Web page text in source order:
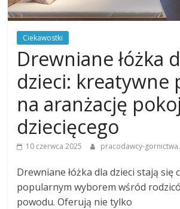
Ciekawostki
Drewniane łóżka
dzieci: kreatywne
na aranżację
dziecięcego
10 czerwca 2025 pracodawcy-
Drewniane łóżka dla dzieci stają się
popularnym wyborem wśród
powodu. Oferują nie tylko